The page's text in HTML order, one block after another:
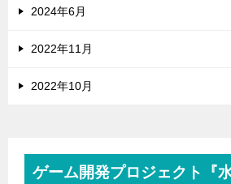
2024年6月
2022年11月
2022年10月
ゲーム開発プロジェクト『水